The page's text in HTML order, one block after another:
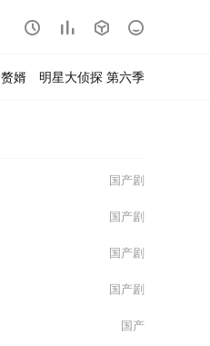
   
赘婿 明星大侦探 第六季
国产剧
国产剧
国产剧
国产剧
国产